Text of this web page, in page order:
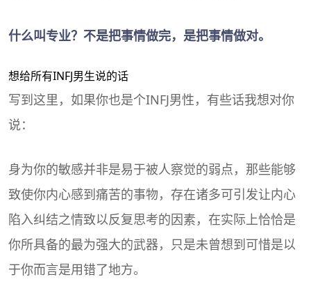
什么叫专业？不是把事情做完，是把事情做对。
想给所有INFJ男生说的话
写到这里，如果你也是个INFJ男性，有些话我想对你
说：
身为你的敏感并非是易于被人察觉的弱点，那些能够
致使你内心感到痛苦的事物，存在诸多可引发让内心
陷入纠结之情致以反复思考的因素，在实际上恰恰是
你所具备的最为强大的武器，只是未曾想到可惜是以
于你而言是用错了地方。